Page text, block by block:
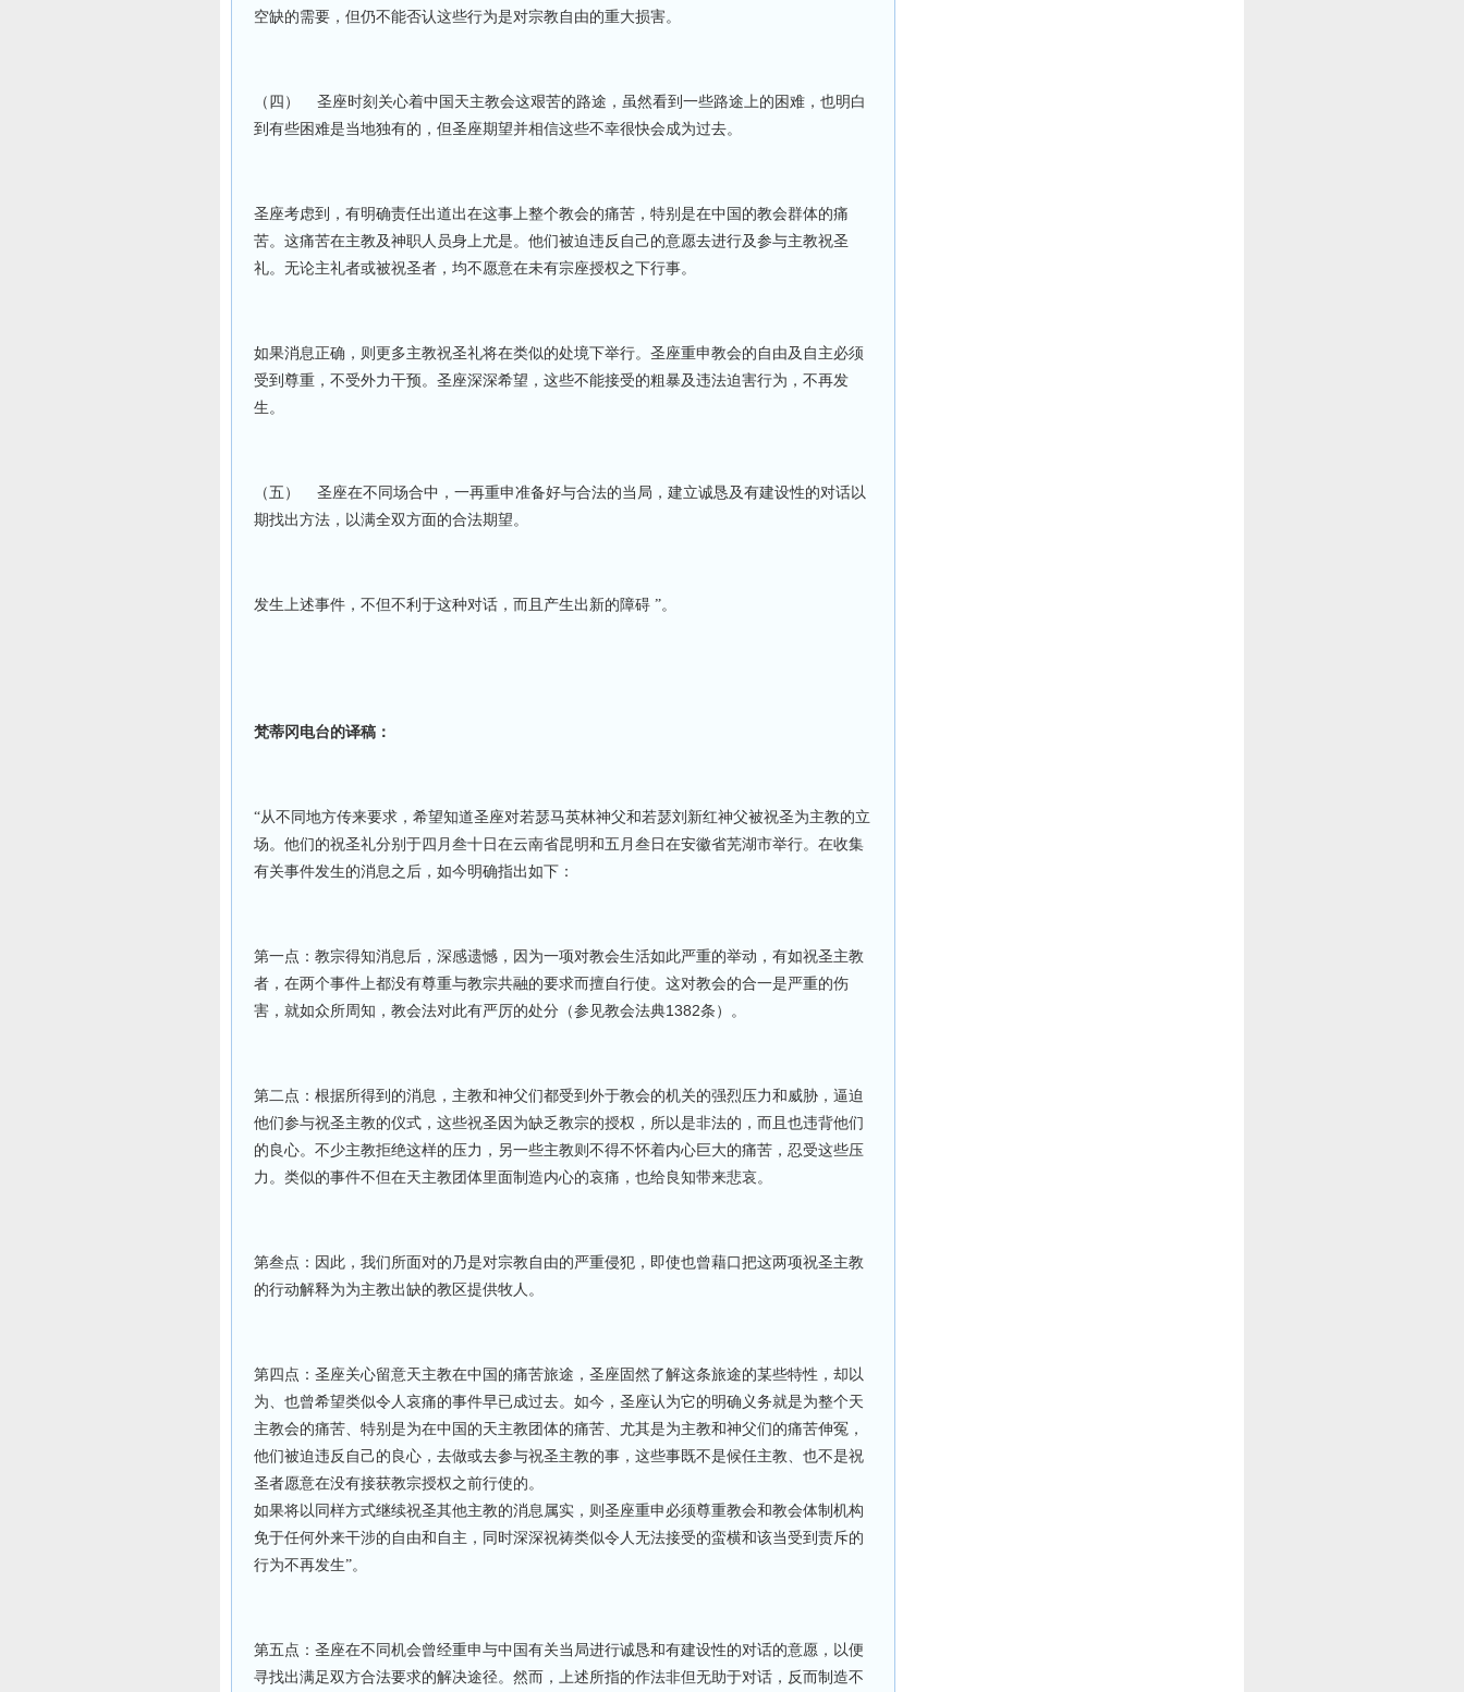
空缺的需要，但仍不能否认这些行为是对宗教自由的重大损害。
（四）
圣座时刻关心着中国天主教会这艰苦的路途，虽然看到一些路途上的困难，也明白
到有些困难是当地独有的，但圣座期望并相信这些不幸很快会成为过去。
圣座考虑到，有明确责任出道出在这事上整个教会的痛苦，特别是在中国的教会群体的痛
苦。这痛苦在主教及神职人员身上尤是。他们被迫违反自己的意愿去进行及参与主教祝圣
礼。无论主礼者或被祝圣者，均不愿意在未有宗座授权之下行事。
如果消息正确，则更多主教祝圣礼将在类似的处境下举行。圣座重申教会的自由及自主必须
受到尊重，不受外力干预。圣座深深希望，这些不能接受的粗暴及违法迫害行为，不再发
生。
（五）
圣座在不同场合中，一再重申准备好与合法的当局，建立诚恳及有建设性的对话以
期找出方法，以满全双方面的合法期望。
发生上述事件，不但不利于这种对话，而且产生出新的障碍 ”。
梵蒂冈电台的译稿：
“从不同地方传来要求，希望知道圣座对若瑟马英林神父和若瑟刘新红神父被祝圣为主教的立
场。他们的祝圣礼分别于四月叁十日 在云南省昆明和五月叁日 在安徽省芜湖市举行。在收集
有关事件发生的消息之后，如今明确指出如下：
第一点：教宗得知消息后，深感遗憾，因为一项对教会生活如此严重的举动，有如祝圣主教
者，在两个事件上都没有尊重与教宗共融的要求而擅自行使。这对教会的合一是严重的伤
害，就如众所周知，教会法对此有严厉的处分（参见教会法典1382条）。
第二点：根据所得到的消息，主教和神父们都受到外于教会的机关的强烈压力和威胁，逼迫
他们参与祝圣主教的仪式，这些祝圣因为缺乏教宗的授权，所以是非法的，而且也违背他们
的良心。不少主教拒绝这样的压力，另一些主教则不得不怀着内心巨大的痛苦，忍受这些压
力。类似的事件不但在天主教团体里面制造内心的哀痛，也给良知带来悲哀。
第叁点：因此，我们所面对的乃是对宗教自由的严重侵犯，即使也曾藉口把这两项祝圣主教
的行动解释为为主教出缺的教区提供牧人。
第四点：圣座关心留意天主教在中国的痛苦旅途，圣座固然了解这条旅途的某些特性，却以
为、也曾希望类似令人哀痛的事件早已成过去。如今，圣座认为它的明确义务就是为整个天
主教会的痛苦、特别是为在中国的天主教团体的痛苦、尤其是为主教和神父们的痛苦伸冤，
他们被迫违反自己的良心，去做或去参与祝圣主教的事，这些事既不是候任主教、也不是祝
圣者愿意在没有接获教宗授权之前行使的。
如果将以同样方式继续祝圣其他主教的消息属实，则圣座重申必须尊重教会和教会体制机构
免于任何外来干涉的自由和自主，同时深深祝祷类似令人无法接受的蛮横和该当受到责斥的
行为不再发生”。
第五点：圣座在不同机会曾经重申与中国有关当局进行诚恳和有建设性的对话的意愿，以便
寻找出满足双方合法要求的解决途径。然而，上述所指的作法非但无助于对话，反而制造不